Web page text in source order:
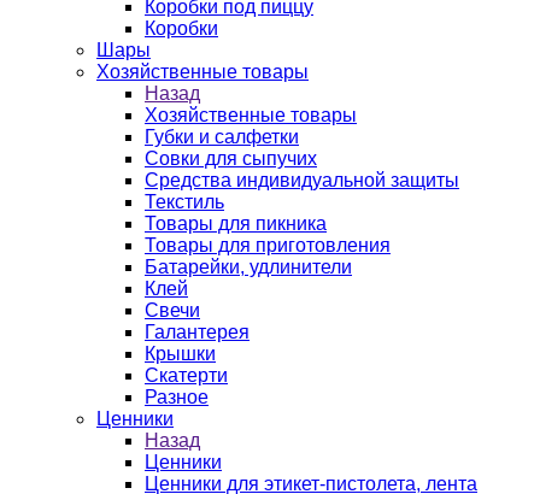
Коробки под пиццу
Коробки
Шары
Хозяйственные товары
Назад
Хозяйственные товары
Губки и салфетки
Совки для сыпучих
Средства индивидуальной защиты
Текстиль
Товары для пикника
Товары для приготовления
Батарейки, удлинители
Клей
Свечи
Галантерея
Крышки
Скатерти
Разное
Ценники
Назад
Ценники
Ценники для этикет-пистолета, лента